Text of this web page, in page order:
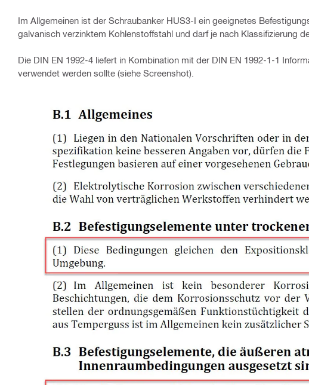
Im Allgemeinen ist der Schraubanker HUS3-I ein geeignetes
galvanisch verzinktem Kohlenstoffstahl und darf je nach Klassifizierung
Die DIN EN 1992-4 liefert in Kombination mit der DIN EN 1992-1-1
verwendet werden sollte (siehe Screenshot).